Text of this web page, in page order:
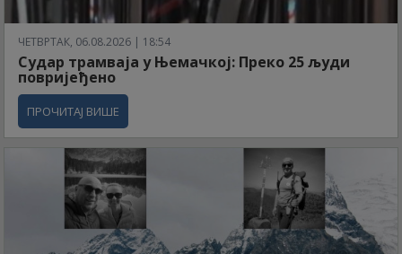
ЧЕТВРТАК, 06.08.2026 | 18:54
Судар трамваја у Њемачкој: Преко 25 људи
повријеђено
ПРОЧИТАЈ ВИШЕ